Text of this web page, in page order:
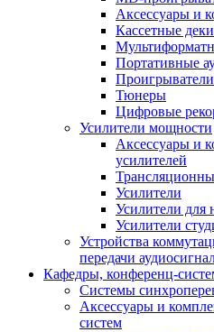
Аксессуары и
Кассетные деки
Портативные
Тюнеры
Цифровые
Усилители мощности
Аксессуары и
усилителей
Усилители
Усилители для
Усилители
Устройства
передачи
Кафедры, конференц-
Cистемы
Аксессуары и
систем